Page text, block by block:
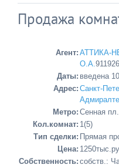
Продажа
Агент:
О.А.
Даты: введена
Адрес: Санкт-
Метро: Сенная
Кол.комнат: 1(5)
Тип сделки: Прямая
Цена:
Cобственность: собств.: